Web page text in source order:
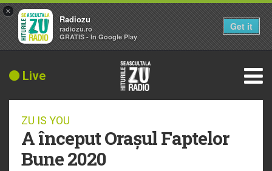
Live
ZU IS YOU
A început Orașul Faptelor
Bune 2020
×
Radiozu
radiozu.ro
GRATIS - In Google Play
Get it